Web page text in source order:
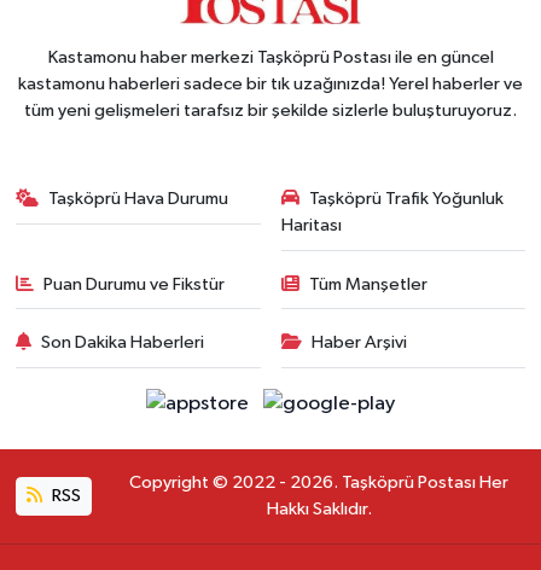
Kastamonu haber merkezi Taşköprü Postası ile en güncel
kastamonu haberleri sadece bir tık uzağınızda! Yerel haberler ve
tüm yeni gelişmeleri tarafsız bir şekilde sizlerle buluşturuyoruz.
Taşköprü Hava Durumu
Taşköprü Trafik Yoğunluk
Haritası
Puan Durumu ve Fikstür Tüm Manşetler
Son Dakika Haberleri Haber Arşivi
RSS
Copyright © 2022 - 2026. Taşköprü Postası Her
Hakkı Saklıdır.